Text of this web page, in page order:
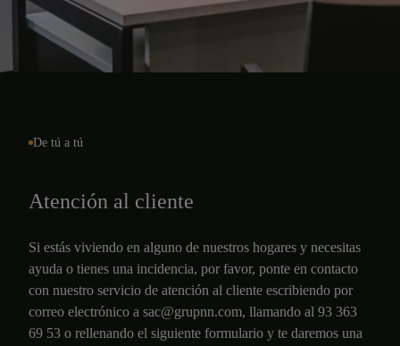
De tú a tú
Atención al cliente
Si estás viviendo en alguno de nuestros hogares y necesitas
ayuda o tienes una incidencia, por favor, ponte en contacto
con nuestro servicio de atención al cliente escribiendo por
correo electrónico a sac@grupnn.com, llamando al 93 363
69 53 o rellenando el siguiente formulario y te daremos una